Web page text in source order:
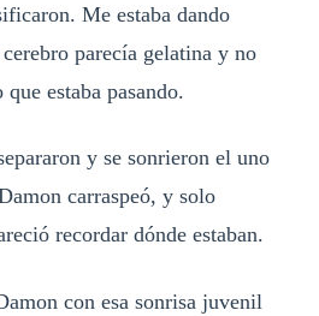
Me estaba dando
parecía gelatina y no
estaba pasando.
y se sonrieron el uno
carraspeó, y solo
recordar dónde estaban.
con esa sonrisa juvenil